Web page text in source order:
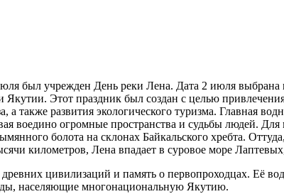
был учрежден День реки Лена. Дата 2 июля выбрана
Якутии. Этот праздник был создан с целью
также развития экологического туризма. Главная
воедино огромные пространства и судьбы людей.
болота на склонах Байкальского хребта.
километров, Лена впадает в суровое море Лаптевых,
цивилизаций и память о первопроходцах. Её
населяющие многонациональную Якутию.